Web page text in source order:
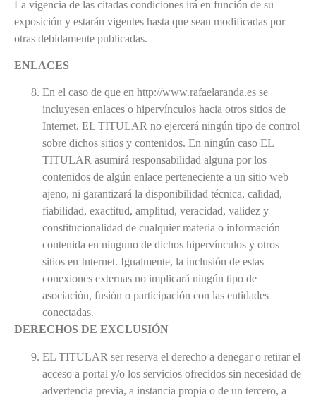
La vigencia de las citadas condiciones irá en función de su
exposición y estarán vigentes hasta que sean modificadas por
otras debidamente publicadas.
ENLACES
En el caso de que en http://www.rafaelaranda.es se
incluyesen enlaces o hipervínculos hacia otros sitios de
Internet, EL TITULAR no ejercerá ningún tipo de control
sobre dichos sitios y contenidos. En ningún caso EL
TITULAR asumirá responsabilidad alguna por los
contenidos de algún enlace perteneciente a un sitio web
ajeno, ni garantizará la disponibilidad técnica, calidad,
fiabilidad, exactitud, amplitud, veracidad, validez y
constitucionalidad de cualquier materia o información
contenida en ninguno de dichos hipervínculos y otros
sitios en Internet. Igualmente, la inclusión de estas
conexiones externas no implicará ningún tipo de
asociación, fusión o participación con las entidades
conectadas.
DERECHOS DE EXCLUSIÓN
EL TITULAR ser reserva el derecho a denegar o retirar el
acceso a portal y/o los servicios ofrecidos sin necesidad de
advertencia previa, a instancia propia o de un tercero, a